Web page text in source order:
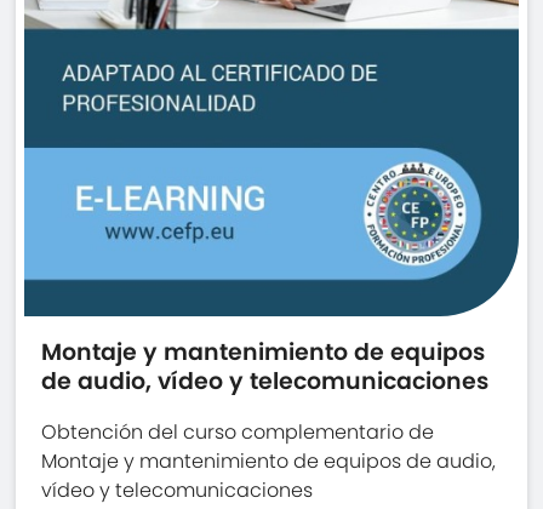
Montaje y mantenimiento de equipos
de audio, vídeo y telecomunicaciones
Obtención del curso complementario de
Montaje y mantenimiento de equipos de audio,
vídeo y telecomunicaciones